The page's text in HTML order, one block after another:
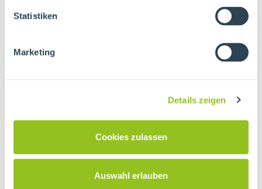
Statistiken
Marketing
Details zeigen
Cookies zulassen
Auswahl erlauben
per E-Mail an
!
Jetzt Kindergeburtstag
Anfragen